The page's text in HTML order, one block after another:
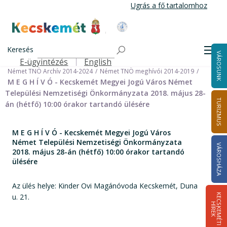
tartalomra
Ugrás a fő tartalomhoz
Kecskemét Város Honlapja
Keresés
Felső navigáció
E-ügyintézés English VÁROSUNK
TURIZMUS
VÁROSHÁZA
K
E
C
S
K
E
M
É
T
I
HÍ
R
E
K
Önkormányzat
Nemzetiségi Önkormányzatok
Német Települési Nemzetiségi Önkormányzat
Német TNÖ Archív 2014-2024
Német TNÖ meghívói 2014-2019
M E G H Í V Ó - Kecskemét Megyei Jogú Város Német
Települési Nemzetiségi Önkormányzata 2018. május 28-
án (hétfő) 10:00 órakor tartandó ülésére
M E G H Í V Ó - Kecskemét Megyei Jogú Város
Német Települési Nemzetiségi Önkormányzata
2018. május 28-án (hétfő) 10:00 órakor tartandó
ülésére
Az ülés helye: Kinder Ovi Magánóvoda Kecskemét, Duna
u. 21.